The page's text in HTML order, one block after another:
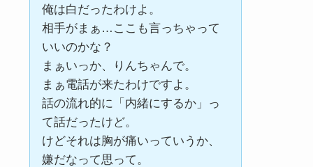
俺は白だったわけよ。
相手がまぁ…ここも言っちゃって
いいのかな？
まぁいっか、りんちゃんで。
まぁ電話が来たわけですよ。
話の流れ的に「内緒にするか」っ
て話だったけど。
けどそれは胸が痛いっていうか、
嫌だなって思って。